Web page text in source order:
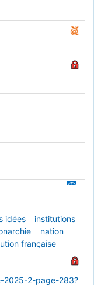
idées
institutions
nation
française
2025-2-page-283?